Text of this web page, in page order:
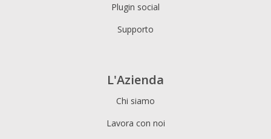
Plugin social
Supporto
L'Azienda
Chi siamo
Lavora con noi